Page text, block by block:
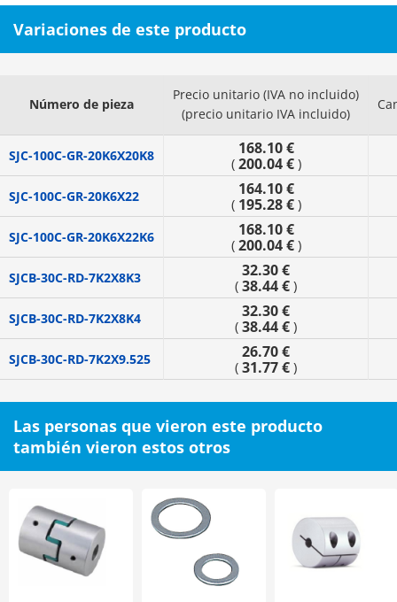
Variaciones de este producto
Número de pieza
Precio unitario (IVA no incluido)
(precio unitario IVA incluido)
SJC-100C-GR-20K6X20K8 168.10 €
( 200.04 €)
SJC-100C-GR-20K6X22 164.10 €
( 195.28 €)
SJC-100C-GR-20K6X22K6 168.10 €
( 200.04 €)
SJCB-30C-RD-7K2X8K3 32.30 €
( 38.44 € )
SJCB-30C-RD-7K2X8K4 32.30 €
( 38.44 € )
SJCB-30C-RD-7K2X9.525 26.70 €
( 31.77 € )
Las personas que vieron este producto
también vieron estos otros